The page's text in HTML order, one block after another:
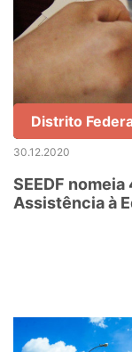
Distrito
30.12.2020
SEEDF
Assistência à